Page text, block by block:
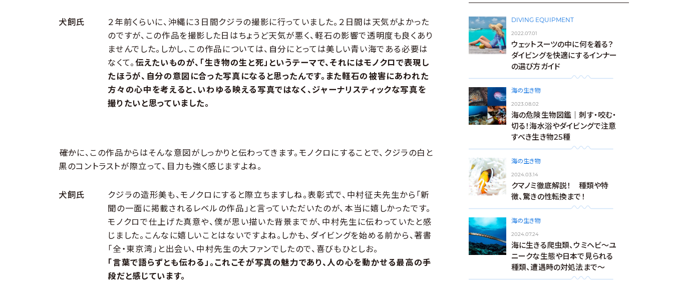
犬飼氏
２年前くらいに、沖縄に３日間クジラの撮影に行っていました。２日間は天気がよかった
のですが、この作品を撮影した日はちょうど天気が悪く、軽石の影響で透明度も良くあり
ませんでした。しかし、この作品については、自分にとっては美しい青い海である必要は
なくて。伝えたいものが、「生き物の生と死」というテーマで、それにはモノクロで表現し
たほうが、自分の意図に合った写真になると思ったんです。また軽石の被害にあわれた
方々の心中を考えると、いわゆる映える写真ではなく、ジャーナリスティックな写真を
撮りたいと思っていました。
――確かに、この作品からはそんな意図がしっかりと伝わってきます。モノクロにすることで、クジラの白と
黒のコントラストが際立って、目力も強く感じますよね。
犬飼氏
クジラの造形美も、モノクロにすると際立ちますしね。表彰式で、中村征夫先生から「新
聞の一面に掲載されるレベルの作品」と言っていただいたのが、本当に嬉しかったです。
モノクロで仕上げた真意や、僕が思い描いた背景までが、中村先生に伝わっていたと感
じました。こんなに嬉しいことはないですよね。しかも、ダイビングを始める前から、著書
「全・東京湾」と出会い、中村先生の大ファンでしたので、喜びもひとしお。
「言葉で語らずとも伝わる」。これこそが写真の魅力であり、人の心を動かせる最高の手
段だと感じています。
DIVING EQUIPMENT
2022.07.01
ウェットスーツの中に何を着る？
ダイビングを快適にするインナー
の選び方ガイド
海の生き物
2023.08.02
海の危険生物図鑑｜刺す・咬む・
切る！海水浴やダイビングで注意
すべき生き物25種
海の生き物
2024.03.14
クマノミ徹底解説！ 種類や特
徴、驚きの性転換まで！
海の生き物
2024.07.24
海に生きる爬虫類、ウミヘビ～ユ
ニークな生態や日本で見られる
種類、遭遇時の対処法まで～